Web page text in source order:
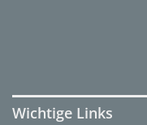
Wichtige Links